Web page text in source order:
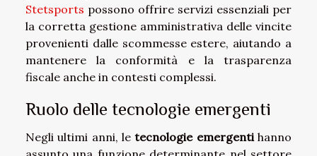
Stetsports possono offrire servizi essenziali per
la corretta gestione amministrativa delle vincite
provenienti dalle scommesse estere, aiutando a
mantenere la conformità e la trasparenza
fiscale anche in contesti complessi.
Ruolo delle tecnologie emergenti
Negli ultimi anni, letecnologie emergentihanno